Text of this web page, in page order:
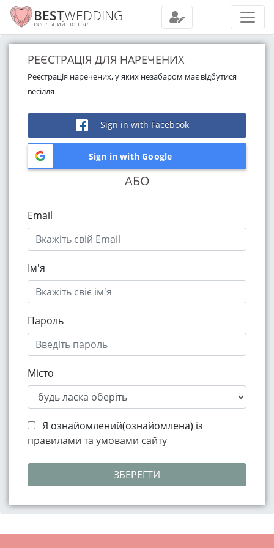
BESTWEDDING
весільний портал
РЕЄСТРАЦІЯ ДЛЯ НАРЕЧЕНИХ
Реєстрація наречених, у яких незабаром має відбутися
весілля
Sign in with Facebook
Sign in with Google
АБО
Email
Ім'я
Пароль
Місто
Я ознайомлений(ознайомлена) із
правилами та умовами сайту
ЗБЕРЕГТИ